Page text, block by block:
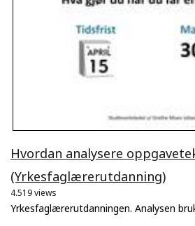
Hvordan analysere
(Yrkesfaglærerutdanning)
4.519 views
Yrkesfaglærerutdanningen. Analysen